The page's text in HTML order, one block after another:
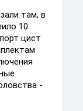
там, в
10
цист
-